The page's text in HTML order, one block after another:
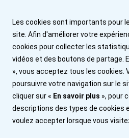
Prix Jean Trémolières
Aide
Nous contacter
Plan du site
Mentions légales
Les cookies sont importants pour
site. Afin d'améliorer votre
cookies pour collecter les
vidéos et des boutons de partage.
», vous acceptez tous les cookies.
poursuivre votre navigation sur le
cliquer sur « En savoir plus », pour
descriptions des types de cookies
voulez accepter lorsque vous